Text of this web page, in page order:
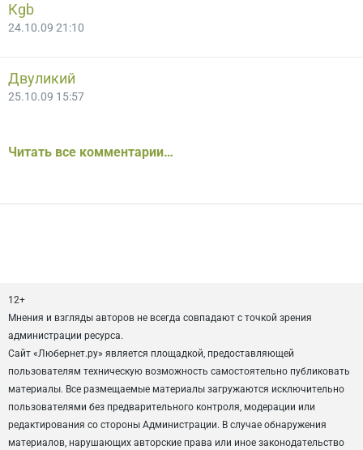
Кgb
24.10.09 21:10
Двуликий
25.10.09 15:57
Читать все комментарии…
12+
Мнения и взгляды авторов не всегда совпадают с точкой зрения
администрации ресурса.
Сайт «Любернет.ру» является площадкой, предоставляющей
пользователям техническую возможность самостоятельно публиковать
материалы. Все размещаемые материалы загружаются исключительно
пользователями без предварительного контроля, модерации или
редактирования со стороны Администрации. В случае обнаружения
материалов, нарушающих авторские права или иное законодательство